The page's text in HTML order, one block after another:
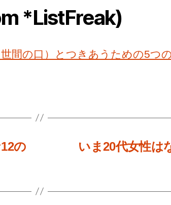
*ListFreak)
間の口）とつきあうための5つ
の
いま20代女性は